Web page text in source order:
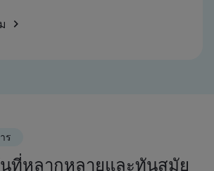
ร
ที่หลากหลายและทันสมัย